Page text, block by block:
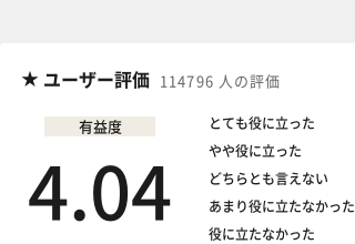
ユーザー評価 114796 人の評価
有益度
4.04
とても役に立った
やや役に立った
どちらとも言えない
あまり役に立たなかった
役に立たなかった